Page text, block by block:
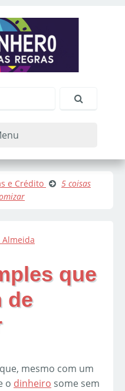
e Crédito
5 coisas
Almeida
que
de
mesmo com um
o dinheiro some sem